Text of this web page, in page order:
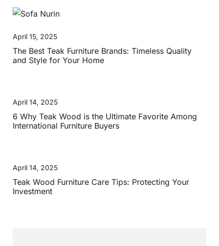
April 15, 2025
The Best Teak Furniture Brands: Timeless Quality
and Style for Your Home
April 14, 2025
6 Why Teak Wood is the Ultimate Favorite Among
International Furniture Buyers
April 14, 2025
Teak Wood Furniture Care Tips: Protecting Your
Investment